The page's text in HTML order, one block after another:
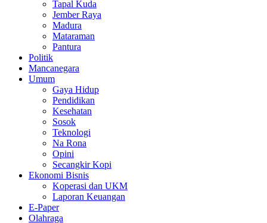
Tapal Kuda
Jember Raya
Madura
Mataraman
Pantura
Politik
Mancanegara
Umum
Gaya Hidup
Pendidikan
Kesehatan
Sosok
Teknologi
Na Rona
Opini
Secangkir Kopi
Ekonomi Bisnis
Koperasi dan UKM
Laporan Keuangan
E-Paper
Olahraga